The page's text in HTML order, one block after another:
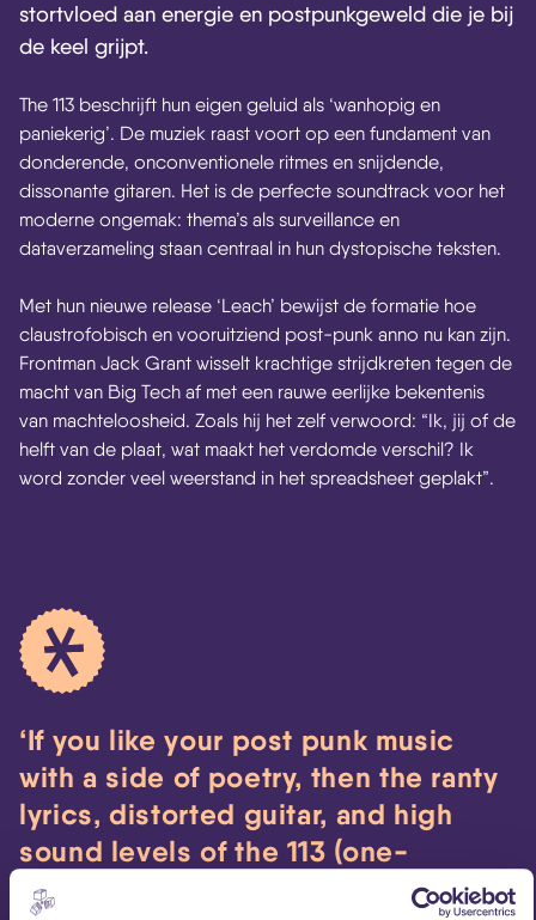
stortvloed aan energie en postpunkgeweld die je bij
de keel grijpt.
The 113 beschrijft hun eigen geluid als ‘wanhopig en
paniekerig’. De muziek raast voort op een fundament van
donderende, onconventionele ritmes en snijdende,
dissonante gitaren. Het is de perfecte soundtrack voor het
moderne ongemak: thema’s als surveillance en
dataverzameling staan centraal in hun dystopische teksten.
Met hun nieuwe release ‘Leach’ bewijst de formatie hoe
claustrofobisch en vooruitziend post-punk anno nu kan zijn.
Frontman Jack Grant wisselt krachtige strijdkreten tegen de
macht van Big Tech af met een rauwe eerlijke bekentenis
van machteloosheid. Zoals hij het zelf verwoord: “Ik, jij of de
helft van de plaat, wat maakt het verdomde verschil? Ik
word zonder veel weerstand in het spreadsheet geplakt”.
If you like your post punk music
with a side of poetry, then the ranty
lyrics, distorted guitar, and high
sound levels of the 113 (one-
thirteen) will have your back.